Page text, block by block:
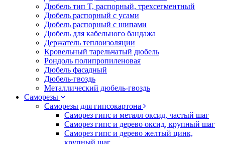
Дюбель тип T, распорный, трехсегментный
Дюбель распорный с усами
Дюбель распорный с шипами
Дюбель для кабельного бандажа
Держатель теплоизоляции
Кровельный тарельчатый дюбель
Рондоль полипропиленовая
Дюбель фасадный
Дюбель-гвоздь
Металлический дюбель-гвоздь
Саморезы
Саморезы для гипсокартона
Саморез гипс и металл оксид, частый шаг
Саморез гипс и дерево оксид, крупный шаг
Саморез гипс и дерево желтый цинк,
крупный шаг